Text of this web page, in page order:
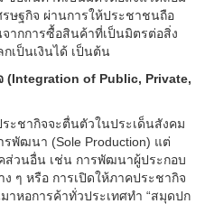
ษฐกิจ ผ่านการให้ประชาชนถือ
ากการซื้อสินค้าที่เป็นมิตรต่อสิ่ง
เป็นเงินได้ เป็นต้น
(Integration of Public, Private,
ะชากิจจะตื่นตัวในประเด็นสังคม
พัฒนา (Sole Production) แต่
ส่วนอื่น เช่น การพัฒนาผู้ประกอบ
ๆ หรือ การเปิดให้ภาคประชากิจ
หอการค้าทั่วประเทศทำ “สมุดปก